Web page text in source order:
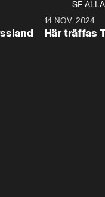
SE ALLA
14 NOV. 2024
Här träffas